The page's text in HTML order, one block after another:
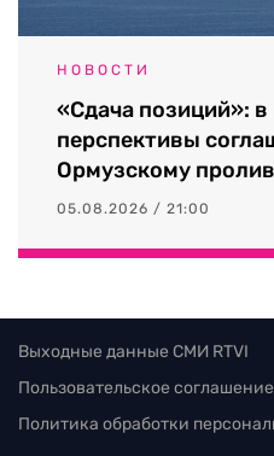
НОВОСТИ
«Сдача позиций»:
перспективы
Ормузскому
05.08.2026 / 21:00
Выходные данные СМИ RTVI
Пользовательское соглашение
Политика обработки